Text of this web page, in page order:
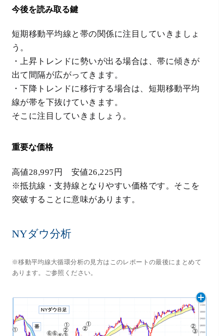
今後を読み取る鍵
短期移動平均線と帯の関係に注目していきましょ
う。
・上昇トレンドに勢いが出る場合は、帯に傾きが
出て間隔が広がってきます。
・下降トレンドに移行する場合は、短期移動平均
線が帯を下抜けていきます。
そこに注目していきましょう。
重要な価格
高値28,997円 安値26,225円
※抵抗線・支持線となりやすい価格です。そこを
突破することに意味があります。
NYダウ分析
※移動平均線大循環分析の見方はこのレポートの最後にまとめて
あります。ご参照ください。